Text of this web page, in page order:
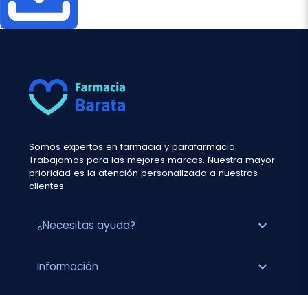
Somos expertos en farmacia y parafarmacia.
Trabajamos para las mejores marcas. Nuestra mayor
prioridad es la atención personalizada a nuestros
clientes.
¿Necesitas ayuda? expand_more
Información expand_more